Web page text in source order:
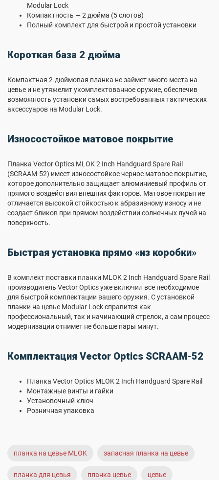
Modular Lock
Компактность — 2 дюйма (5 слотов)
Полный комплект для быстрой и простой установки
Короткая база 2 дюйма
Компактная 2-дюймовая планка не займет много места на
цевье и не утяжелит укомплектованное оружие, обеспечив
возможность установки самых востребованных тактических
аксессуаров на Modular Lock.
Износостойкое матовое покрытие
Планка Vector Optics MLOK 2 Inch Handguard Spare Rail
(SCRAAM-52) имеет износостойкое черное матовое покрытие,
которое дополнительно защищает алюминиевый профиль от
прямого воздействия внешних факторов. Матовое покрытие
отличается высокой стойкостью к абразивному износу и не
создает бликов при прямом воздействии солнечных лучей на
поверхность.
Быстрая установка прямо «из коробки»
В комплект поставки планки MLOK 2 Inch Handguard Spare Rail
производитель Vector Optics уже включил все необходимое
для быстрой комплектации вашего оружия. С установкой
планки на цевье Modular Lock справится как
профессиональный, так и начинающий стрелок, а сам процесс
модернизации отнимет не больше пары минут.
Комплектация Vector Optics SCRAAM-52
Планка Vector Optics MLOK 2 Inch Handguard Spare Rail
Монтажные винты и гайки
Установочный ключ
Розничная упаковка
планка на цевье MLOK запасная планка на цевье
планка для цевья планка цевье цевье